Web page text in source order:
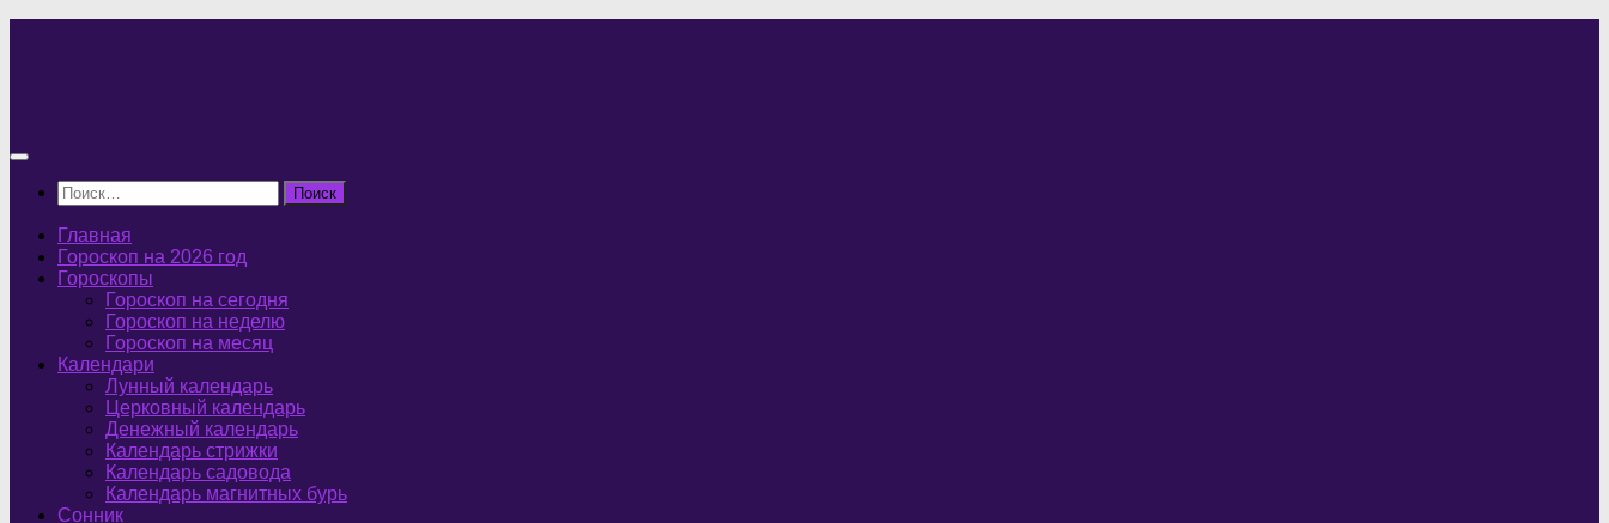
Найти:
Главная
Гороскоп на 2026 год
Гороскопы
Гороскоп на сегодня
Гороскоп на неделю
Гороскоп на месяц
Календари
Лунный календарь
Церковный календарь
Денежный календарь
Календарь стрижки
Календарь садовода
Календарь магнитных бурь
Сонник